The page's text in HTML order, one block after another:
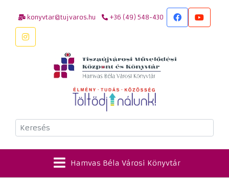
konyvtar@tujvaros.hu +36 (49) 548-430
Keresés
Hamvas Béla Városi Könyvtár